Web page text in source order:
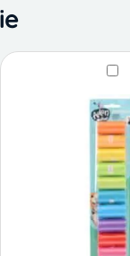
Adori
12st
aantal